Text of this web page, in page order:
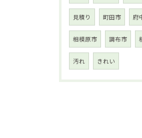
見積り 町田市 府
相模原市 調布市
汚れ きれい